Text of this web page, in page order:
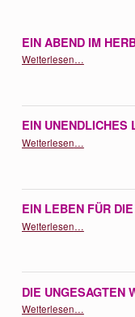
EIN ABEND IM
Weiterlesen
“Ein Abend im
…
EIN UNENDLICHES
Weiterlesen…
EIN LEBEN FÜR
Weiterlesen…
DIE UNGESAGTEN
Weiterlesen
“Die
…